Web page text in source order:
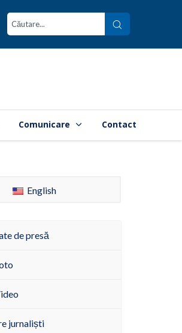
Comunicare Contact
English
de presă
jurnaliști